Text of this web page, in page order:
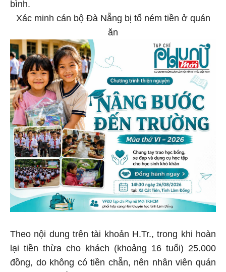
bình.
Xác minh cán bộ Đà Nẵng bị tố ném tiền ở quán
ăn
Theo nội dung trên tài khoản H.Tr., trong khi hoàn
lại tiền thừa cho khách (khoảng 16 tuổi) 25.000
đồng, do không có tiền chẵn, nên nhân viên quán